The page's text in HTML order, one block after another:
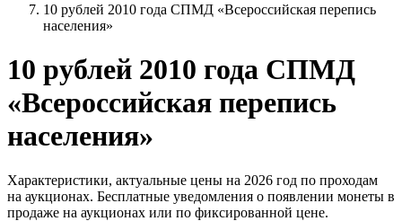
10 рублей 2010 года СПМД «Всероссийская перепись
населения»
10 рублей 2010 года СПМД
«Всероссийская перепись
населения»
Характеристики, актуальные цены на 2026 год по проходам
на аукционах. Бесплатные уведомления о появлении монеты в
продаже на аукционах или по фиксированной цене.